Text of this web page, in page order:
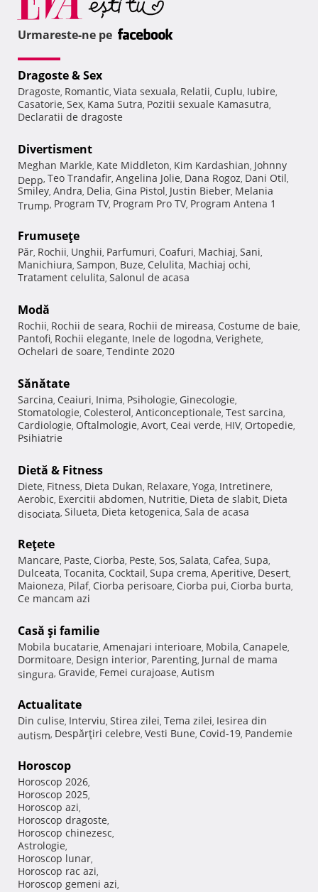
Urmareste-ne pe
Dragoste & Sex
Dragoste, Romantic, Viata sexuala, Relatii, Cuplu, Iubire,
Casatorie, Sex, Kama Sutra, Pozitii sexuale Kamasutra,
Declaratii de dragoste
Divertisment
Meghan Markle, Kate Middleton, Kim Kardashian, Johnny
Depp, Teo Trandafir, Angelina Jolie, Dana Rogoz, Dani Otil,
Smiley, Andra, Delia, Gina Pistol, Justin Bieber, Melania
Trump, Program TV, Program Pro TV, Program Antena 1
Frumuseţe
Păr, Rochii, Unghii, Parfumuri, Coafuri, Machiaj, Sani,
Manichiura, Sampon, Buze, Celulita, Machiaj ochi,
Tratament celulita, Salonul de acasa
Modă
Rochii, Rochii de seara, Rochii de mireasa, Costume de baie,
Pantofi, Rochii elegante, Inele de logodna, Verighete,
Ochelari de soare, Tendinte 2020
Sănătate
Sarcina, Ceaiuri, Inima, Psihologie, Ginecologie,
Stomatologie, Colesterol, Anticonceptionale, Test sarcina,
Cardiologie, Oftalmologie, Avort, Ceai verde, HIV, Ortopedie,
Psihiatrie
Dietă & Fitness
Diete, Fitness, Dieta Dukan, Relaxare, Yoga, Intretinere,
Aerobic, Exercitii abdomen, Nutritie, Dieta de slabit, Dieta
disociata, Silueta, Dieta ketogenica, Sala de acasa
Reţete
Mancare, Paste, Ciorba, Peste, Sos, Salata, Cafea, Supa,
Dulceata, Tocanita, Cocktail, Supa crema, Aperitive, Desert,
Maioneza, Pilaf, Ciorba perisoare, Ciorba pui, Ciorba burta,
Ce mancam azi
Casă şi familie
Mobila bucatarie, Amenajari interioare, Mobila, Canapele,
Dormitoare, Design interior, Parenting, Jurnal de mama
singura, Gravide, Femei curajoase, Autism
Actualitate
Din culise, Interviu, Stirea zilei, Tema zilei, Iesirea din
autism, Despărţiri celebre, Vesti Bune, Covid-19, Pandemie
Horoscop
Horoscop 2026,
Horoscop 2025,
Horoscop azi,
Horoscop dragoste,
Horoscop chinezesc,
Astrologie,
Horoscop lunar,
Horoscop rac azi,
Horoscop gemeni azi,